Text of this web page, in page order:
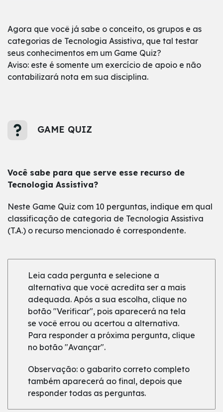
Agora que você já sabe o conceito, os grupos e as
categorias de Tecnologia Assistiva, que tal testar
seus conhecimentos em um Game Quiz?
Aviso: este é somente um exercício de apoio e não
contabilizará nota em sua disciplina.
GAME QUIZ
Você sabe para que serve esse recurso de
Tecnologia Assistiva?
Neste Game Quiz com 10 perguntas, indique em qual
classificação de categoria de Tecnologia Assistiva
(T.A.) o recurso mencionado é correspondente.
Leia cada pergunta e selecione a
alternativa que você acredita ser a mais
adequada. Após a sua escolha, clique no
botão "Verificar", pois aparecerá na tela
se você errou ou acertou a alternativa.
Para responder a próxima pergunta, clique
no botão "Avançar".
Observação: o gabarito correto completo
também aparecerá ao final, depois que
responder todas as perguntas.